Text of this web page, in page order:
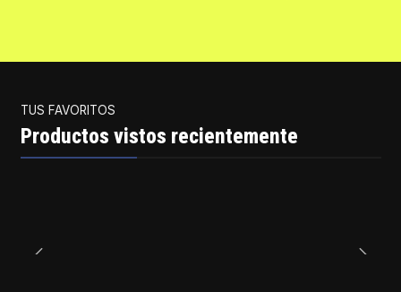
TUS FAVORITOS
Productos vistos recientemente